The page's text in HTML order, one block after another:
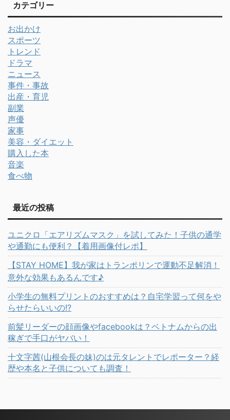
カテゴリー
お出かけ
スポーツ
トレンド
ドラマ
ニュース
事件・事故
出産・育児
副業
声優
家事
美容・ダイエット
購入した本
音楽
食べ物
最近の投稿
ユニクロ「エアリズムマスク」を試してみた！子供の通学
や通勤にも便利？【着用画像付レポ】
【STAY HOME】我が家はトランポリンで運動不足解消！
意外な効果もあるんです♪
小学生の無料プリントのおすすめは？自宅学習って何をや
らせたらいいの!?
前髪リーダーの顔画像やfacebookは？ベトナムからの出
稼ぎで手口がヤバい！
十文字茜(山根会長の妹)のは元タレントでレポーター？経
歴や本名と子供についても調査！